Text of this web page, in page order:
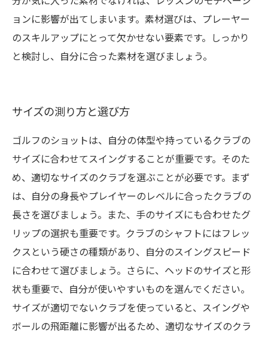
ョンに影響が出てしまいます。素材選びは、プレーヤー
のスキルアップにとって欠かせない要素です。しっかり
と検討し、自分に合った素材を選びましょう。
サイズの測り方と選び方
ゴルフのショットは、自分の体型や持っているクラブの
サイズに合わせてスイングすることが重要です。そのた
め、適切なサイズのクラブを選ぶことが必要です。まず
は、自分の身長やプレイヤーのレベルに合ったクラブの
長さを選びましょう。また、手のサイズにも合わせたグ
リップの選択も重要です。クラブのシャフトにはフレッ
クスという硬さの種類があり、自分のスイングスピード
に合わせて選びましょう。さらに、ヘッドのサイズと形
状も重要で、自分が使いやすいものを選んでください。
サイズが適切でないクラブを使っていると、スイングや
ボールの飛距離に影響が出るため、適切なサイズのクラ